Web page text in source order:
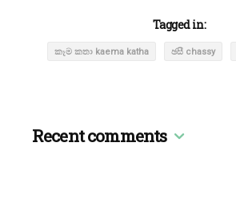
Tagged in:
කෑම කතා kaema katha ඡසී chassy
Recent comments